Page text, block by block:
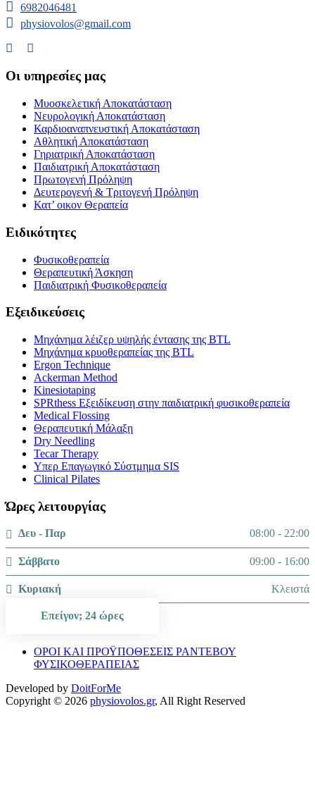
6982046481
physiovolos@gmail.com
Οι υπηρεσίες μας
Μυοσκελετική Αποκατάσταση
Νευρολογική Αποκατάσταση
Καρδιοαναπνευστική Αποκατάσταση
Αθλητική Αποκατάσταση
Γηριατρική Αποκατάσταση
Παιδιατρική Αποκατάσταση
Πρωτογενή Πρόληψη
Δευτερογενή & Τριτογενή Πρόληψη
Κατ’ οικον Θεραπεία
Ειδικότητες
Φυσικοθεραπεία
Θεραπευτική Άσκηση
Παιδιατρική Φυσικοθεραπεία
Εξειδικεύσεις
Μηχάνημα λέιζερ υψηλής έντασης της BTL
Μηχάνημα κρυοθεραπείας της BTL
Ergon Technique
Ackerman Method
Kinesiotaping
SPRthess Εξειδίκευση στην παιδιατρική φυσικοθεραπεία
Medical Flossing
Θεραπευτική Μάλαξη
Dry Needling
Tecar Therapy
Υπερ Επαγωγικό Σύστμημα SIS
Clinical Pilates
Ώρες λειτουργίας
Δευ - Παρ 08:00 - 22:00
Σάββατο 09:00 - 16:00
Κυριακή Κλειστά
Επείγον; 24 ώρες
ΟΡΟΙ ΚΑΙ ΠΡΟΫΠΟΘΕΣΕΙΣ ΡΑΝΤΕΒΟΥ
ΦΥΣΙΚΟΘΕΡΑΠΕΙΑΣ
Developed by DoitForMe
Copyright © 2026 physiovolos.gr, All Right Reserved